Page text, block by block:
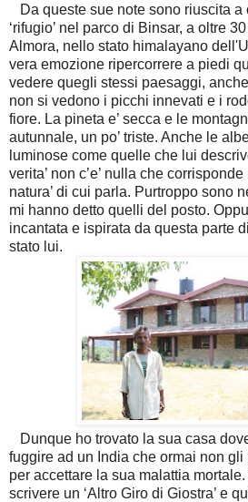
Da queste sue note sono riuscita a
‘rifugio’ nel parco di Binsar, a oltre
Almora, nello stato himalayano
vera emozione ripercorrere a piedi
vedere quegli stessi paesaggi,
non si vedono i picchi innevati e i
fiore. La pineta e’ secca e le
autunnale, un po’ triste. Anche le
luminose come quelle che lui
verita’ non c’e’ nulla che
natura’ di cui parla. Purtroppo sono
mi hanno detto quelli del posto.
incantata e ispirata da questa parte
stato lui.
Dunque ho trovato la sua casa
fuggire ad un India che ormai non gli
per accettare la sua malattia
scrivere un ‘Altro Giro di Giostra’ e